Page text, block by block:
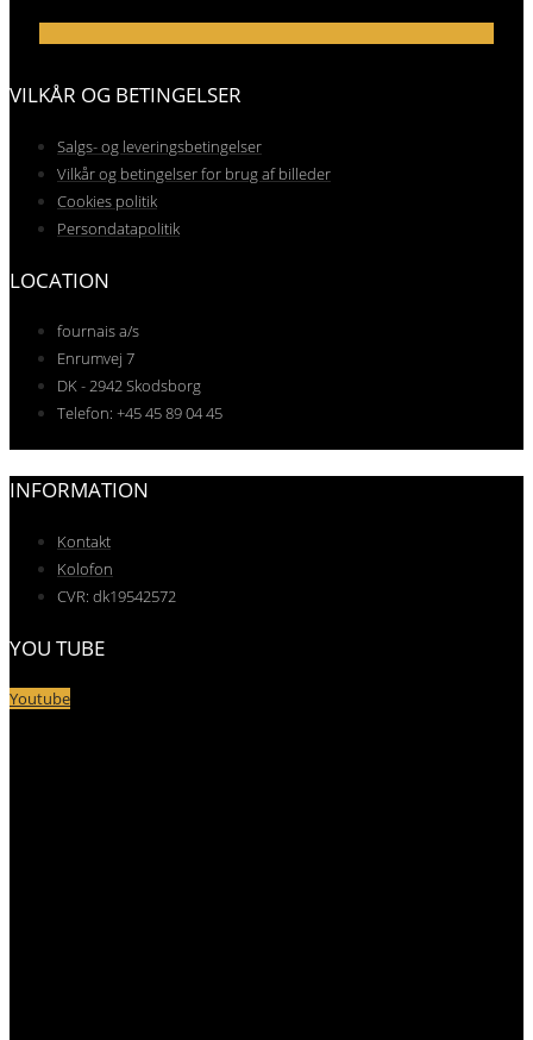
VILKÅR OG BETINGELSER
Salgs- og leveringsbetingelser
Vilkår og betingelser for brug af billeder
Cookies politik
Persondatapolitik
LOCATION
fournais a/s
Enrumvej 7
DK - 2942 Skodsborg
Telefon: +45 45 89 04 45
INFORMATION
Kontakt
Kolofon
CVR: dk19542572
YOU TUBE
Youtube